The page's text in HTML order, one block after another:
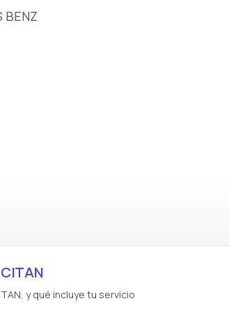
BENZ
y qué incluye tu servicio